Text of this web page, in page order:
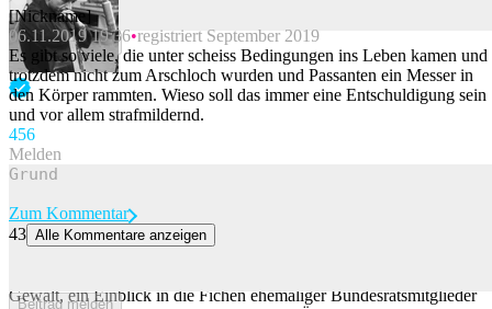
Beitrag melden
[Nickname]
06.11.2019 19:36 registriert September 2019
Es gibt so viele, die unter scheiss Bedingungen ins Leben kamen und
trotzdem nicht zum Arschloch wurden und Passanten ein Messer in
den Körper rammten. Wieso soll das immer eine Entschuldigung sein
und vor allem strafmildernd.
456
Melden
Beitrag melden
Zum Kommentar
43 Alle Kommentare anzeigen
Gewalt, ein Einblick in die Fichen ehemaliger Bundesratsmitglieder